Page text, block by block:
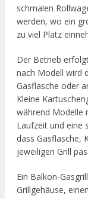
schmalen
werden, wo ein
zu viel Platz
Der Betrieb
nach Modell wird
Gasflasche oder
Kleine
während Modelle
Laufzeit und eine
dass Gasflasche,
jeweiligen Grill
Ein Balkon-
Grillgehäuse,